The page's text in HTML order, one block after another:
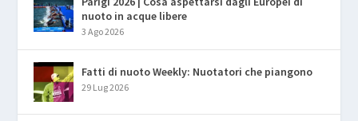
nuoto in acque libere
3 Ago 2026
Fatti di nuoto Weekly: Nuotatori che piangono
29 Lug 2026